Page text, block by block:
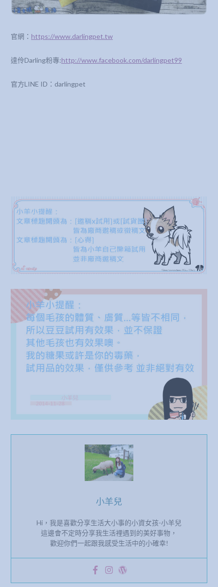
官網： https://www.darlingpet.tw
達伶Darling粉專:http://www.facebook.com/darlingpet99
官方LINE ID：darlingpet
小羊兒
Hi，我是喜歡分享生活大小事的小資女孩-小羊兒
這邊會不定時分享我生活裡遇到的美好事物，
歡迎你們一起跟我感受生活中的小確幸!